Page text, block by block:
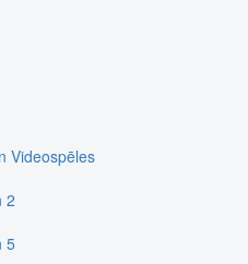
Videospēles
2
5